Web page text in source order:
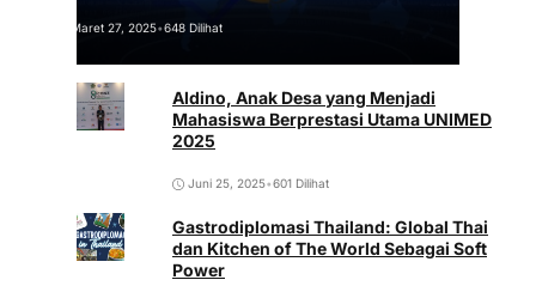
Maret 27, 2025•648 Dilihat
Aldino, Anak Desa yang Menjadi
Mahasiswa Berprestasi Utama UNIMED
2025
Juni 25, 2025•601 Dilihat
Gastrodiplomasi Thailand: Global Thai
dan Kitchen of The World Sebagai Soft
Power